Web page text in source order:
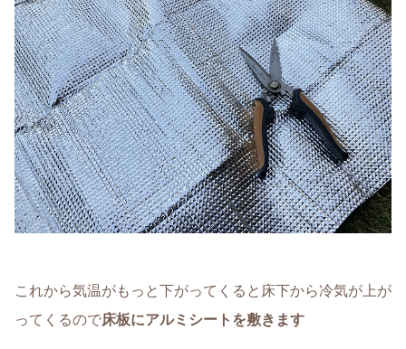
これから気温がもっと下がってくると床下から冷気が上が
ってくるので床板にアルミシートを敷きます